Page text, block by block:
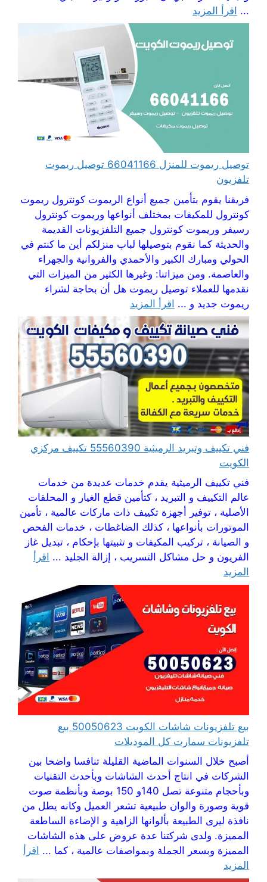
... اقرأ المزيد
توصيل ريموت للمنزل 66041166 توصيل ريموت
تلفزيون
فريقنا يقوم بتأمين جميع أنواع الريموت كونترول ريموت
كونترول للمكيفات بمختلف أنواعها وريموت كونترول
رسيفر وريموت كونترول جميع التلفزيونات القديمة
والحديثة كما نقوم بتوصيلها لباب منزلكم أين ما كنتم في
الحولي ومبارك الكبير والأحمدي والفروانية والجهراء
والعاصمة. ومن ميزاتنا: وغيرها الكثير من الميزات التي
نقدمها للعملاء توصيل ريموت هل أن بحاجة لشراء
ريموت جديد و ... اقرأ المزيد
فني تكييف وتبريد الرميثية 55560390 تكييف مركزي
الكويت
فني تكييف الرميثية يقدم خدمات عديدة من خدمات
عالم التكييف و التبريد ، كتأمين قطع الغيار و المحلقات
الأصلية ، توفير أجهزة تكييف ذات ماركات عالمية ، تأمين
الموتورات بأنواعها ، كذلك الضاغطات ، خدمات الفحص
و الصيانة ، تركيب المكيفات و تثبيتها بإحكام ، تبديل غاز
الفريون و حل مشاكل التسريب ، إزالة الجليد ... اقرأ
المزيد
بيع تلفزيونات شاشات الكويت 50050623 بيع
تلفزيونات سمارت كل الموديلات
أصبح خلال السنوات الماضية القليلة تنافسا واضحا بين
الشركات في انتاج أحدث الشاشات وبأحدث التقنيات
وبأحجام متنوعة تصل 140و 150 بوصة وبأنظمة صوت
قوية وصورة والوان طبيعية تشعر العميل وكانه يطل من
نافذة ليرى الطبيعة بألوانها الزاهية و الإضاءة الساطعة
المميزة. ولدى شركتنا عدة عروض على هذه الشاشات
المميزة وبسعر الجملة وبمواصفات عالمية ، كما ... اقرأ
المزيد